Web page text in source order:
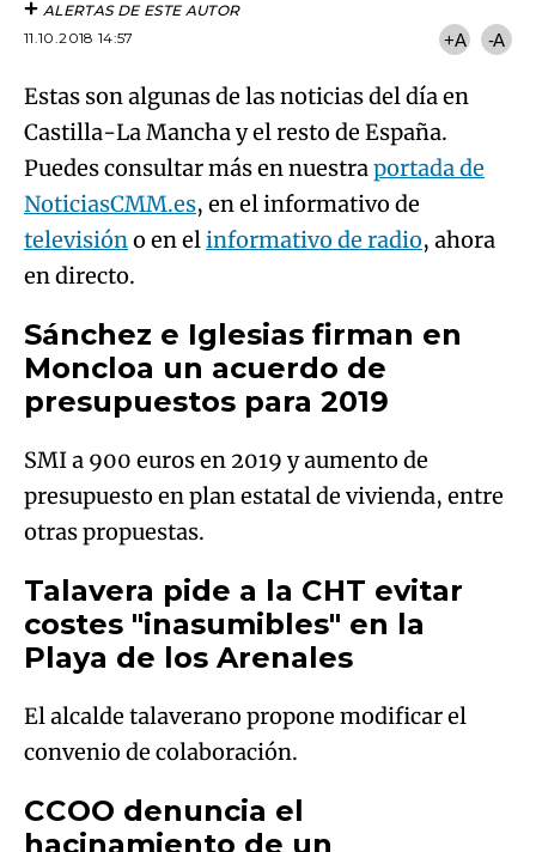
ALERTAS DE ESTE AUTOR
11.10.2018 14:57
+A -A
Estas son algunas de las noticias del día en
Castilla-La Mancha y el resto de España.
Puedes consultar más en nuestraportada de
NoticiasCMM.es, en el informativo de
televisióno en elinformativo de radio, ahora
en directo.
Sánchez e Iglesias firman en
Moncloa un acuerdo de
presupuestos para 2019
SMI a 900 euros en 2019 y aumento de
presupuesto en plan estatal de vivienda, entre
otras propuestas.
Talavera pide a la CHT evitar
costes "inasumibles" en la
Playa de los Arenales
El alcalde talaverano propone modificar el
convenio de colaboración.
CCOO denuncia el
hacinamiento de un